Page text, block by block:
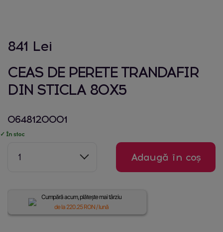
841 Lei
CEAS DE PERETE TRANDAFIR
DIN STICLA 80X5
0648120001
✓ În stoc
1 Adaugă în coș
Cumpără acum, plătește mai târziu
de la 220.25RON / lună